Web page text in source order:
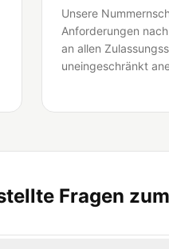
Unsere
Anforderungen
an allen
uneingeschränkt
Fragen